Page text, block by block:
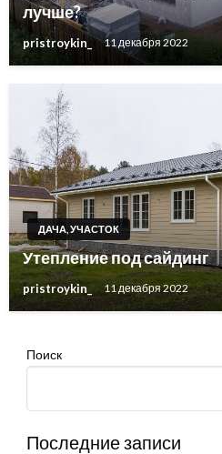
лучше?
pristroykin_ 11 декабря 2022
ДАЧА, УЧАСТОК
Утепление под сайдинг
pristroykin_ 11 декабря 2022
Поиск
Последние записи